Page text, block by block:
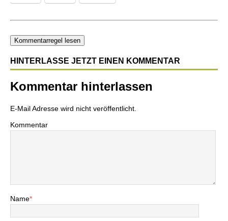
Kommentarregel lesen
HINTERLASSE JETZT EINEN KOMMENTAR
Kommentar hinterlassen
E-Mail Adresse wird nicht veröffentlicht.
Kommentar
Name*